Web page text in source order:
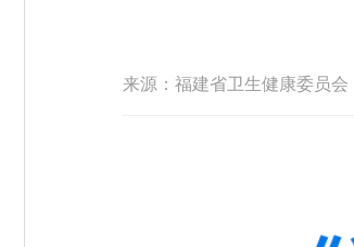
来源：福建省卫生健康委员会